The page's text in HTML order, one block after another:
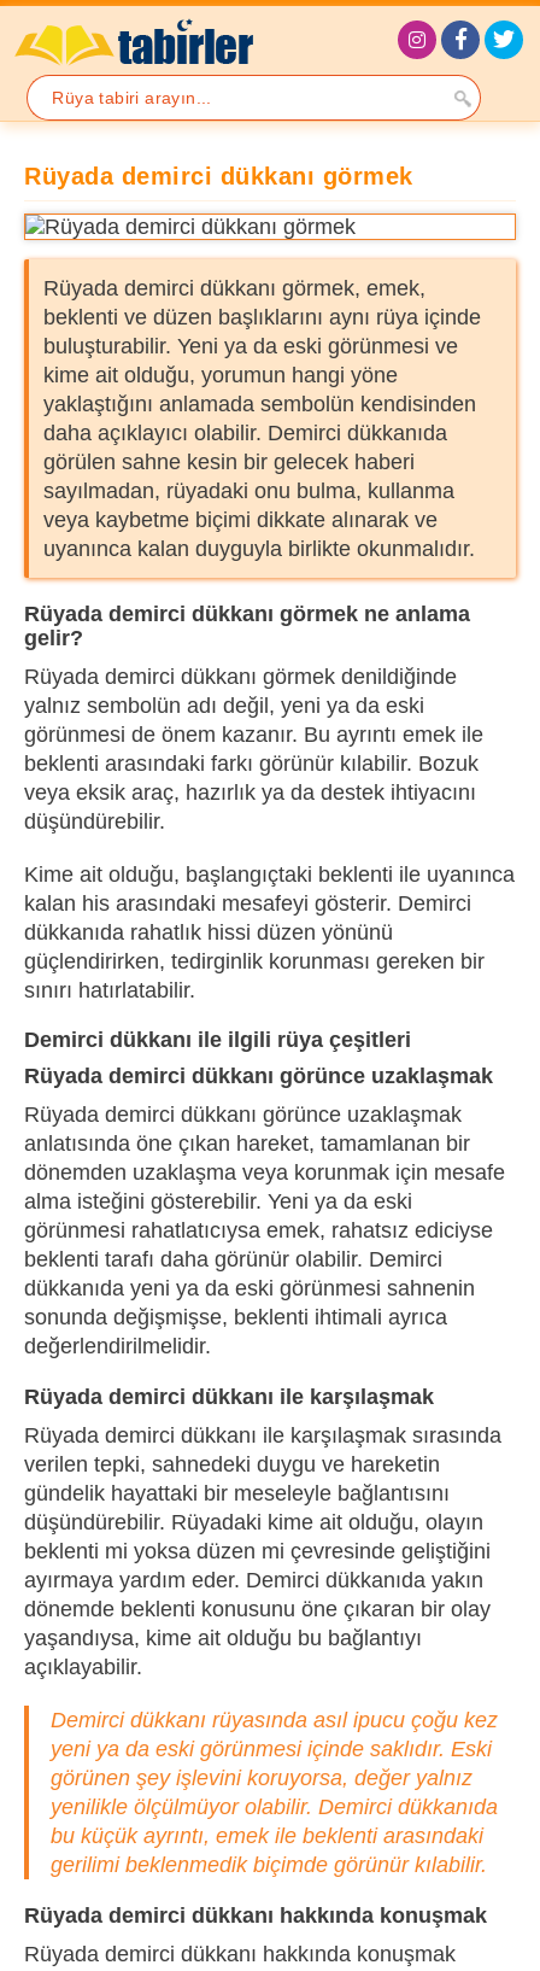
Rüyada demirci dükkanı görmek
Rüyada demirci dükkanı görmek, emek,
beklenti ve düzen başlıklarını aynı rüya içinde
buluşturabilir. Yeni ya da eski görünmesi ve
kime ait olduğu, yorumun hangi yöne
yaklaştığını anlamada sembolün kendisinden
daha açıklayıcı olabilir. Demirci dükkanıda
görülen sahne kesin bir gelecek haberi
sayılmadan, rüyadaki onu bulma, kullanma
veya kaybetme biçimi dikkate alınarak ve
uyanınca kalan duyguyla birlikte okunmalıdır.
Rüyada demirci dükkanı görmek ne anlama
gelir?
Rüyada demirci dükkanı görmek denildiğinde
yalnız sembolün adı değil, yeni ya da eski
görünmesi de önem kazanır. Bu ayrıntı emek ile
beklenti arasındaki farkı görünür kılabilir. Bozuk
veya eksik araç, hazırlık ya da destek ihtiyacını
düşündürebilir.
Kime ait olduğu, başlangıçtaki beklenti ile uyanınca
kalan his arasındaki mesafeyi gösterir. Demirci
dükkanıda rahatlık hissi düzen yönünü
güçlendirirken, tedirginlik korunması gereken bir
sınırı hatırlatabilir.
Demirci dükkanı ile ilgili rüya çeşitleri
Rüyada demirci dükkanı görünce uzaklaşmak
Rüyada demirci dükkanı görünce uzaklaşmak
anlatısında öne çıkan hareket, tamamlanan bir
dönemden uzaklaşma veya korunmak için mesafe
alma isteğini gösterebilir. Yeni ya da eski
görünmesi rahatlatıcıysa emek, rahatsız ediciyse
beklenti tarafı daha görünür olabilir. Demirci
dükkanıda yeni ya da eski görünmesi sahnenin
sonunda değişmişse, beklenti ihtimali ayrıca
değerlendirilmelidir.
Rüyada demirci dükkanı ile karşılaşmak
Rüyada demirci dükkanı ile karşılaşmak sırasında
verilen tepki, sahnedeki duygu ve hareketin
gündelik hayattaki bir meseleyle bağlantısını
düşündürebilir. Rüyadaki kime ait olduğu, olayın
beklenti mi yoksa düzen mi çevresinde geliştiğini
ayırmaya yardım eder. Demirci dükkanıda yakın
dönemde beklenti konusunu öne çıkaran bir olay
yaşandıysa, kime ait olduğu bu bağlantıyı
açıklayabilir.
Demirci dükkanı rüyasında asıl ipucu çoğu kez
yeni ya da eski görünmesi içinde saklıdır. Eski
görünen şey işlevini koruyorsa, değer yalnız
yenilikle ölçülmüyor olabilir. Demirci dükkanıda
bu küçük ayrıntı, emek ile beklenti arasındaki
gerilimi beklenmedik biçimde görünür kılabilir.
Rüyada demirci dükkanı hakkında konuşmak
Rüyada demirci dükkanı hakkında konuşmak